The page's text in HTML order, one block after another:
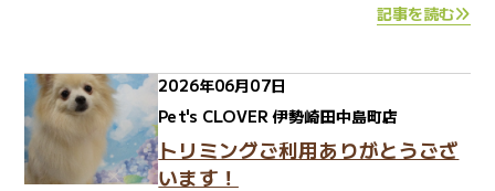
記事を読む
2026年06月07日
Pet's CLOVER 伊勢崎田中島町店
トリミングご利用ありがとうござ
います！